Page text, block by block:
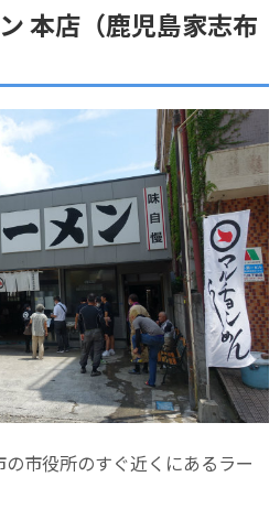
本店（鹿児島家志布
市役所のすぐ近くにあるラー